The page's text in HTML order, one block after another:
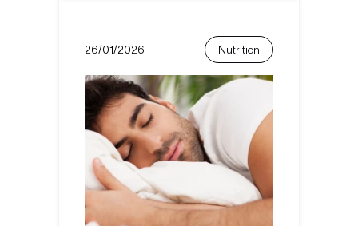
26/01/2026 Nutrition